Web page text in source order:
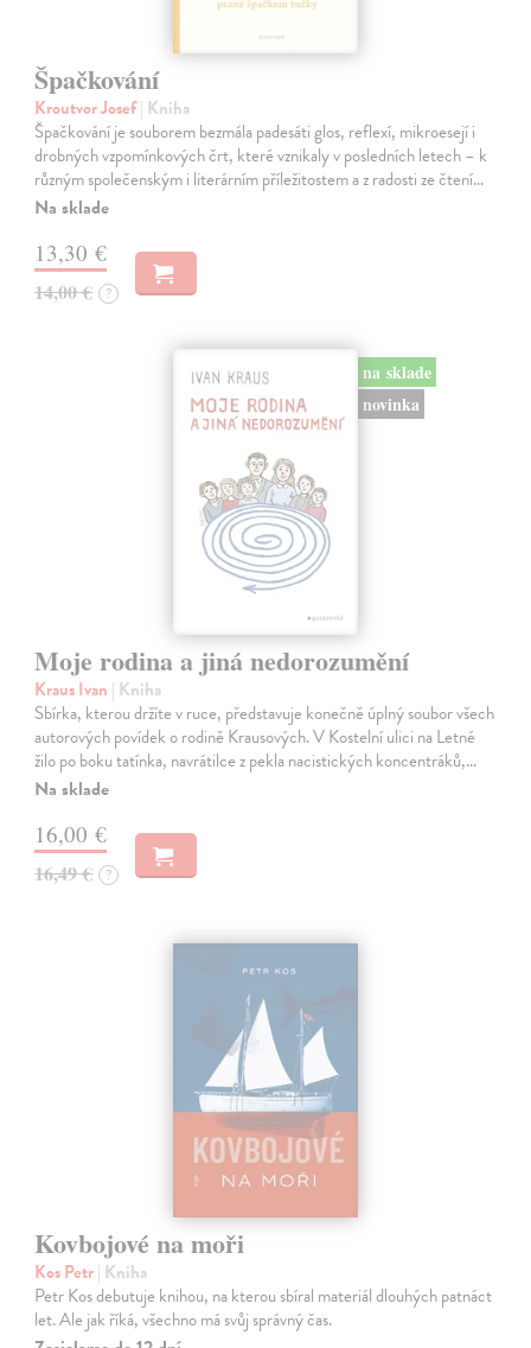
Špačkování
Kroutvor Josef| Kniha
Špačkování je souborem bezmála padesáti glos, reflexí, mikroesejí i
drobných vzpomínkových črt, které vznikaly v posledních letech – k
různým společenským i literárním příležitostem a z radosti ze čtení…
Na sklade
13,30 €
14,00 € ?
na sklade
novinka
Moje rodina a jiná nedorozumění
Kraus Ivan | Kniha
Sbírka, kterou držíte v ruce, představuje konečně úplný soubor všech
autorových povídek o rodině Krausových. V Kostelní ulici na Letné
žilo po boku tatínka, navrátilce z pekla nacistických koncentráků,…
Na sklade
16,00 €
16,49 € ?
Kovbojové na moři
Kos Petr| Kniha
Petr Kos debutuje knihou, na kterou sbíral materiál dlouhých patnáct
let. Ale jak říká, všechno má svůj správný čas.